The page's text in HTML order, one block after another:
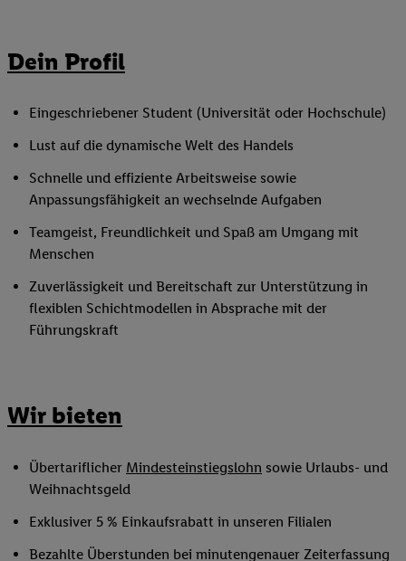
Dein Profil
Eingeschriebener Student (Universität oder Hochschule)
Lust auf die dynamische Welt des Handels
Schnelle und effiziente Arbeitsweise sowie
Anpassungsfähigkeit an wechselnde Aufgaben
Teamgeist, Freundlichkeit und Spaß am Umgang mit
Menschen
Zuverlässigkeit und Bereitschaft zur Unterstützung in
flexiblen Schichtmodellen in Absprache mit der
Führungskraft
Wir bieten
Übertariflicher Mindesteinstiegslohn sowie Urlaubs- und
Weihnachtsgeld
Exklusiver 5 % Einkaufsrabatt in unseren Filialen
Bezahlte Überstunden bei minutengenauer Zeiterfassung